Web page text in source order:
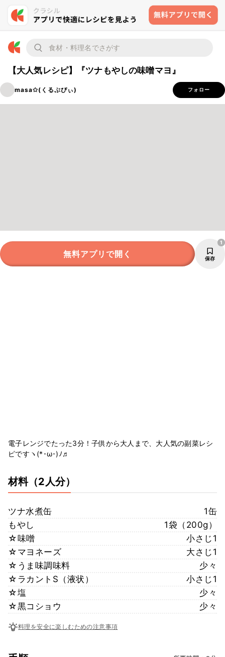
【大人気レシピ】『ツナもやしの味噌マヨ』
masa✩(くるぷぴぃ) フォロー
無料アプリで開く 保存
1
電子レンジでたった3分！子供から大人まで、大人気の副菜レシ
ピですヽ(*･ω･)ﾉ♬
材料（2人分）
ツナ水煮缶
1缶
もやし
1袋（200g）
☆味噌
小さじ1
☆マヨネーズ
大さじ1
☆うま味調味料
少々
☆ラカントS（液状）
小さじ1
☆塩
少々
☆黒コショウ
少々
料理を安全に楽しむための注意事項